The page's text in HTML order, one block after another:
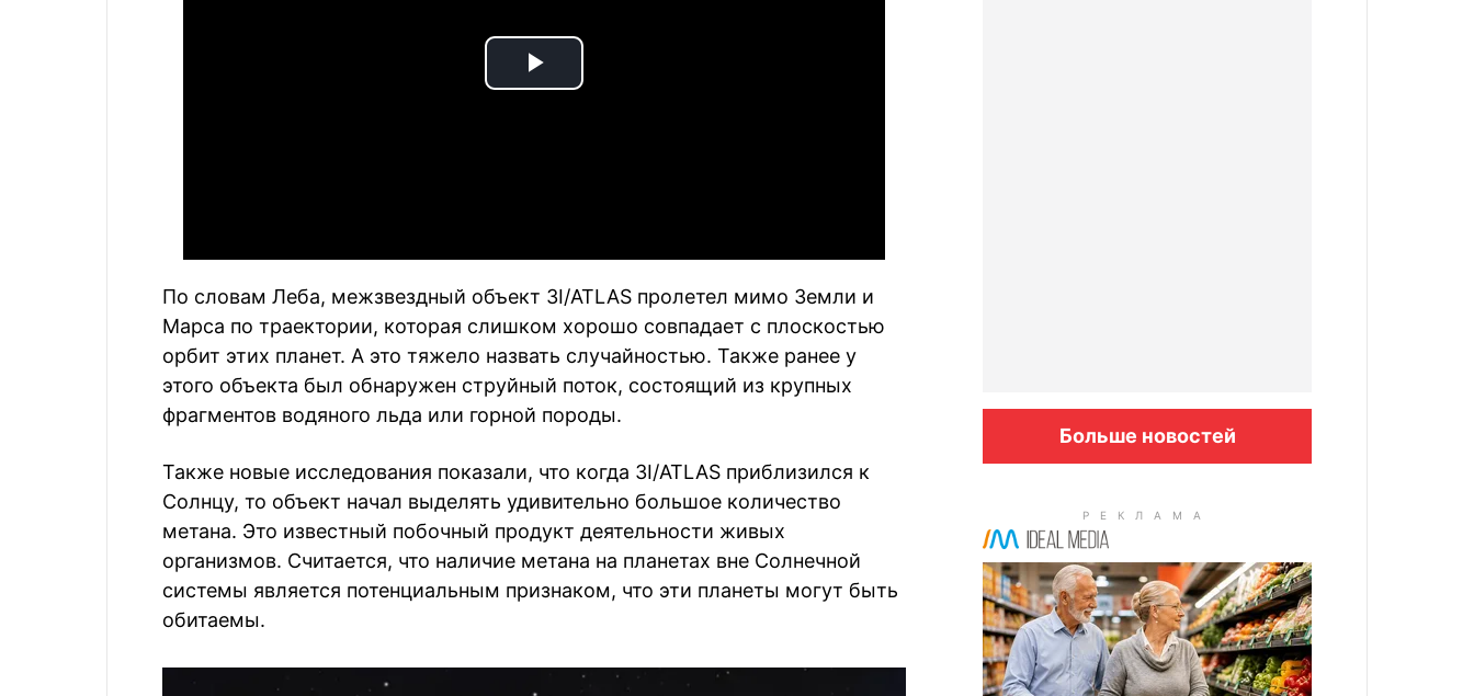
Play
По словам Леба, межзвездный объект 3I/ATLAS пролетел мимо Земли и
Марса по траектории, которая слишком хорошо совпадает с плоскостью
орбит этих планет. А это тяжело назвать случайностью. Также ранее у
этого объекта был обнаружен струйный поток, состоящий из крупных
фрагментов водяного льда или горной породы.
Также новые исследования показали, что когда 3I/ATLAS приблизился к
Солнцу, то объект начал выделять удивительно большое количество
метана. Это известный побочный продукт деятельности живых
организмов. Считается, что наличие метана на планетах вне Солнечной
системы является потенциальным признаком, что эти планеты могут быть
обитаемы.
Больше новостей